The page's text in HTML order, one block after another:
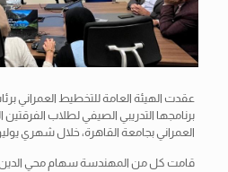
عقدت الهيئة العامة للتخطيط العمراني
برنامجها التدريبي الصيفي لطلاب الفرقتين
العمراني بجامعة القاهرة، خلال شهري
قامت كل من المهندسة سهام محي الدين